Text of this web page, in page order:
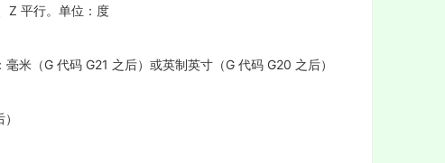
Z 平行。单位：度
米（G 代码 G21 之后）或英制英寸（G 代码 G20 之后）